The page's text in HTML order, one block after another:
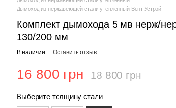
Дымоход из нержавеющей стали утепленный Вент Устрой
Комплект дымохода 5 мв нерж/
130/200 мм
В наличии Оставить отзыв
16 800 грн 18 800 грн
Выберите толщину стали